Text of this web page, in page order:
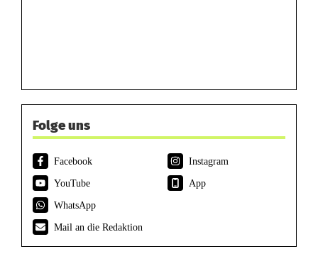
Folge uns
Facebook
Instagram
YouTube
App
WhatsApp
Mail an die Redaktion